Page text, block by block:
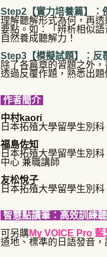
Step2【實力培養篇】：
理解聽解形式為何，再
要點。如：「辨析相似
自然養成聽解力！
Step3【模擬試題】：反
除了各篇章的習題之外
透過反覆作題，熟悉出題
作者簡介
中村kaori
日本拓殖大學留學生別
福島佐知
日本拓殖大學留學生別
中心 兼職講師
友松悅子
日本拓殖大學留學生別
智慧點讀筆：高效訓練
可另購My VOICE Pro
道地、標準的日語發音，